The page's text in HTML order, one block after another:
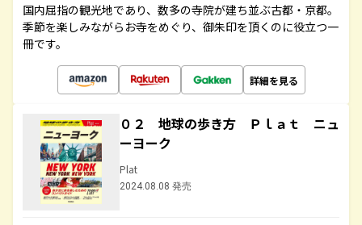
国内屈指の観光地であり、数多の寺院が建ち並ぶ古都・京都。
季節を楽しみながらお寺をめぐり、御朱印を頂くのに役立つ一
冊です。
詳細を見る
０２ 地球の歩き方 Ｐｌａｔ ニュ
ーヨーク
Plat
2024.08.08 発売